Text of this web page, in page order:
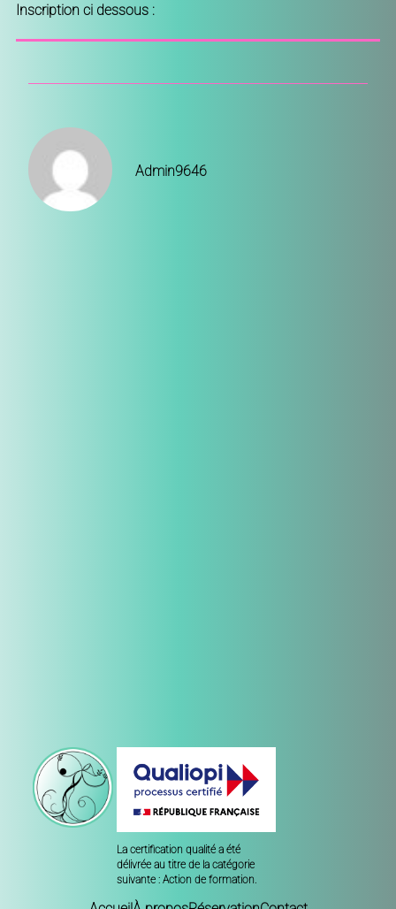
Inscription ci dessous :
Admin9646
La certification qualité a été
délivrée au titre de la catégorie
suivante : Action de formation.